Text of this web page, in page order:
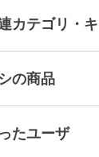
カテゴリ・
の商品
たユーザ